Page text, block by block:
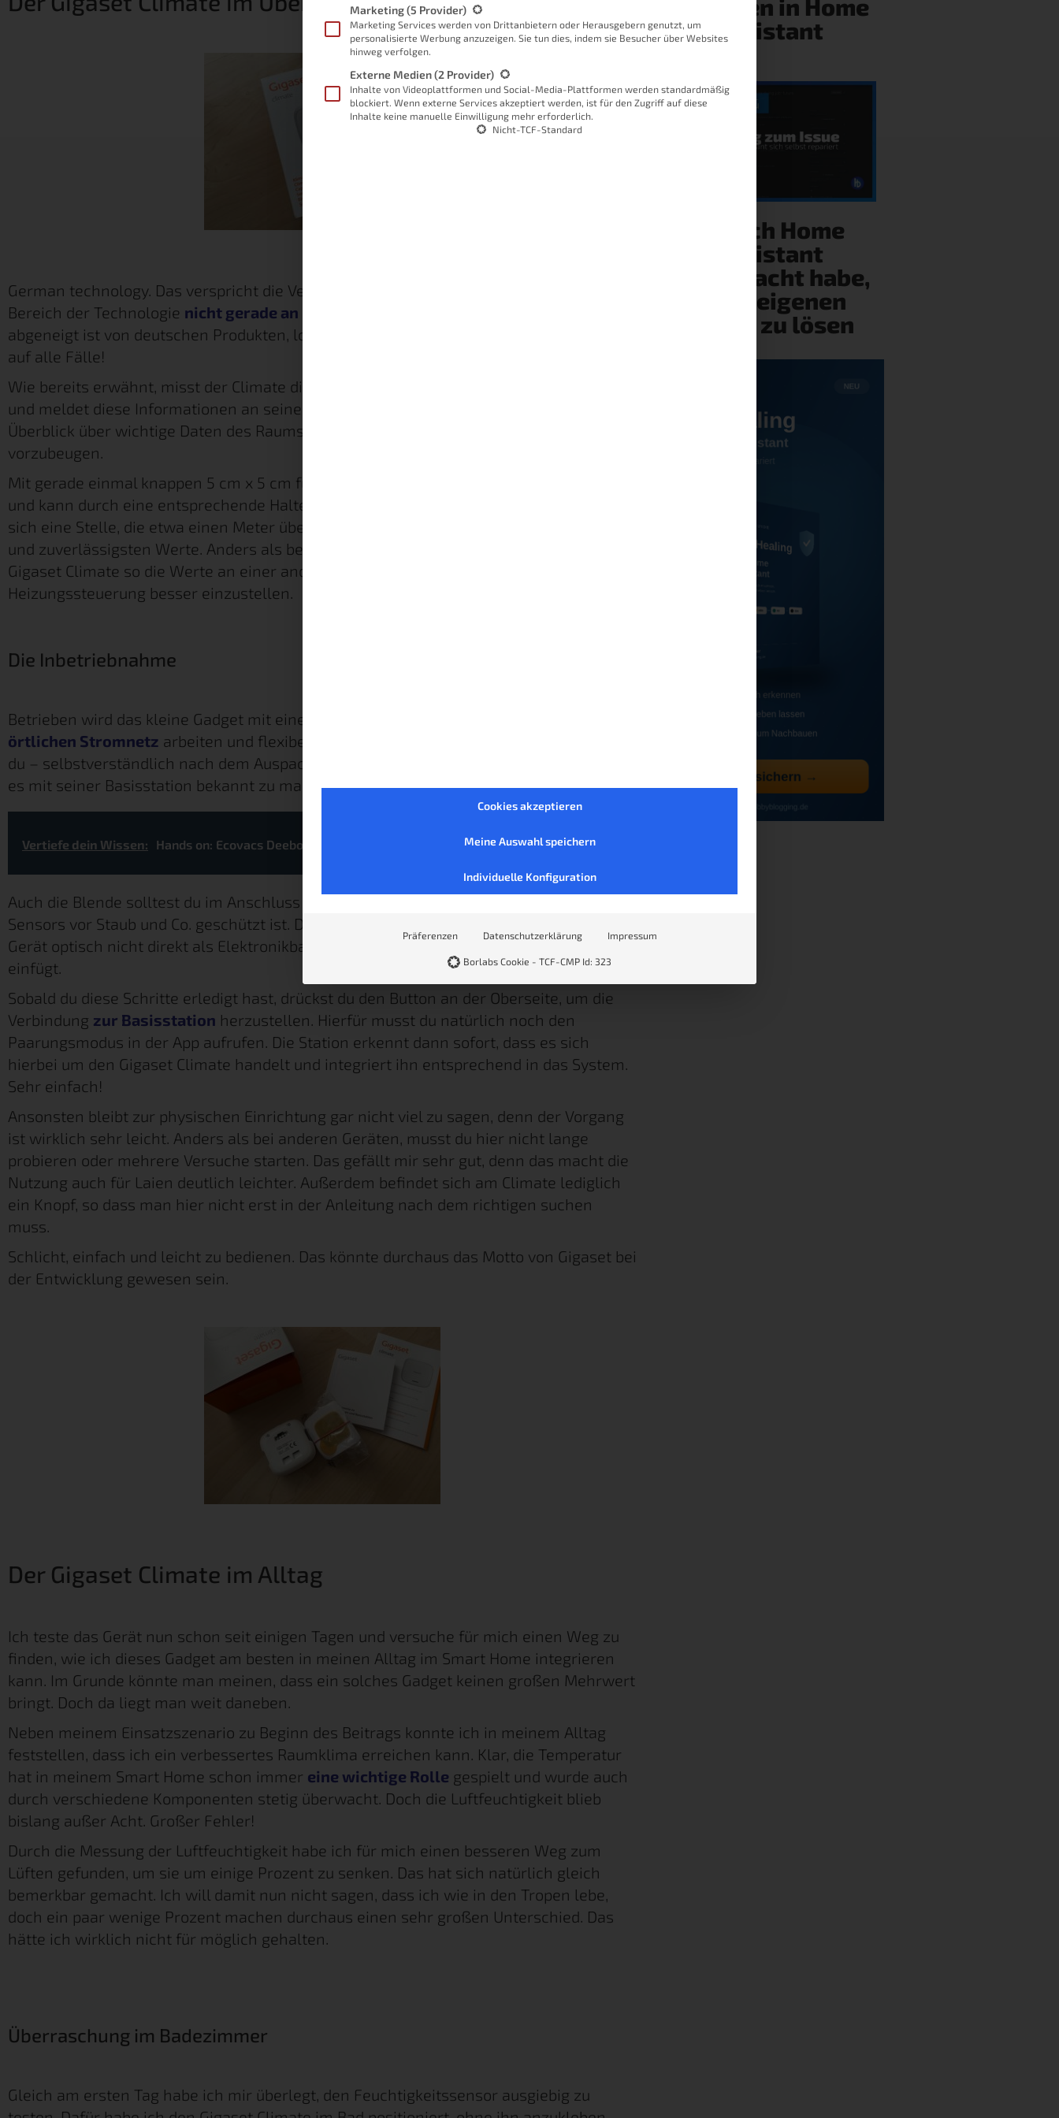
German technology. Das verspricht die Verpackung. Und auch wenn man gerade im
Bereich der Technologie nicht gerade an Deutschland denkt
abgeneigt ist von deutschen Produkten, lohnt sich ein Blick auf das Gadget von Gigaset
auf alle Fälle!
Wie bereits erwähnt, misst der Climate die Temperatur und Feuchtigkeit in einem Raum
und meldet diese Informationen an seine Zentrale. Dadurch hast du immer den
Überblick über wichtige Daten des Raums, um zum Beispiel gegen Schimmel
vorzubeugen.
Mit gerade einmal knappen 5 cm x 5 cm fügt er sich dabei unauffällig in den Raum ein
und kann durch eine entsprechende Halterung sogar angeklebt werden. Dabei eignet
sich eine Stelle, die etwa einen Meter über dem Boden ist. Hier erhält man die besten
und zuverlässigsten Werte. Anders als beispielsweise bei Thermostaten kann der
Gigaset Climate so die Werte an einer anderen Stelle im Raum erfassen, um die
Heizungssteuerung besser einzustellen.
Die Inbetriebnahme
Betrieben wird das kleine Gadget mit einer CR123A Batterie, so dass es unabhängig vom
örtlichen Stromnetz arbeiten und flexibel positioniert werden kann. Zu Beginn musst
du – selbstverständlich nach dem Auspacken – die Batterie in das Gerät einsetzen, um
es mit seiner Basisstation bekannt zu machen.
Vertiefe dein Wissen: Hands on: Ecovacs Deebot Ozmo T8
Auch die Blende solltest du im Anschluss daran montieren, so dass das Innenleben des
Sensors vor Staub und Co. geschützt ist. Die Blende sorgt außerdem dafür, dass das
Gerät optisch nicht direkt als Elektronikbauteil auffällt und sich besser in das Raumbild
einfügt.
Sobald du diese Schritte erledigt hast, drückst du den Button an der Oberseite, um die
Verbindung zur Basisstation herzustellen. Hierfür musst du natürlich noch den
Paarungsmodus in der App aufrufen. Die Station erkennt dann sofort, dass es sich
hierbei um den Gigaset Climate handelt und integriert ihn entsprechend in das System.
Sehr einfach!
Ansonsten bleibt zur physischen Einrichtung gar nicht viel zu sagen, denn der Vorgang
ist wirklich sehr leicht. Anders als bei anderen Geräten, musst du hier nicht lange
probieren oder mehrere Versuche starten. Das gefällt mir sehr gut, denn das macht die
Nutzung auch für Laien deutlich leichter. Außerdem befindet sich am Climate lediglich
ein Knopf, so dass man hier nicht erst in der Anleitung nach dem richtigen suchen
muss.
Schlicht, einfach und leicht zu bedienen. Das könnte durchaus das Motto von Gigaset bei
der Entwicklung gewesen sein.
Der Gigaset Climate im Alltag
Ich teste das Gerät nun schon seit einigen Tagen und versuche für mich einen Weg zu
finden, wie ich dieses Gadget am besten in meinen Alltag im Smart Home integrieren
kann. Im Grunde könnte man meinen, dass ein solches Gadget keinen großen Mehrwert
bringt. Doch da liegt man weit daneben.
Neben meinem Einsatzszenario zu Beginn des Beitrags konnte ich in meinem Alltag
feststellen, dass ich ein verbessertes Raumklima erreichen kann. Klar, die Temperatur
hat in meinem Smart Home schon immer eine wichtige Rolle gespielt und wurde auch
durch verschiedene Komponenten stetig überwacht. Doch die Luftfeuchtigkeit blieb
bislang außer Acht. Großer Fehler!
Durch die Messung der Luftfeuchtigkeit habe ich für mich einen besseren Weg zum
Lüften gefunden, um sie um einige Prozent zu senken. Das hat sich natürlich gleich
bemerkbar gemacht. Ich will damit nun nicht sagen, dass ich wie in den Tropen lebe,
doch ein paar wenige Prozent machen durchaus einen sehr großen Unterschied. Das
hätte ich wirklich nicht für möglich gehalten.
Überraschung im Badezimmer
Gleich am ersten Tag habe ich mir überlegt, den Feuchtigkeitssensor ausgiebig zu
Schulden in Home
Assistant
Wie ich Home
Assistant
beigebracht habe,
seine eigenen
Fehler zu lösen
Marketing(5 Provider)
Marketing Services werden von Drittanbietern oder Herausgebern genutzt, um
personalisierte Werbung anzuzeigen. Sie tun dies, indem sie Besucher über Websites
hinweg verfolgen.
Externe Medien(2 Provider)
Inhalte von Videoplattformen und Social-Media-Plattformen werden standardmäßig
blockiert. Wenn externe Services akzeptiert werden, ist für den Zugriff auf diese
Inhalte keine manuelle Einwilligung mehr erforderlich.
Nicht-TCF-Standard
Cookies akzeptieren
Meine Auswahl speichern
Individuelle Konfiguration
Präferenzen Datenschutzerklärung Impressum
Borlabs Cookie - TCF-CMP Id: 323